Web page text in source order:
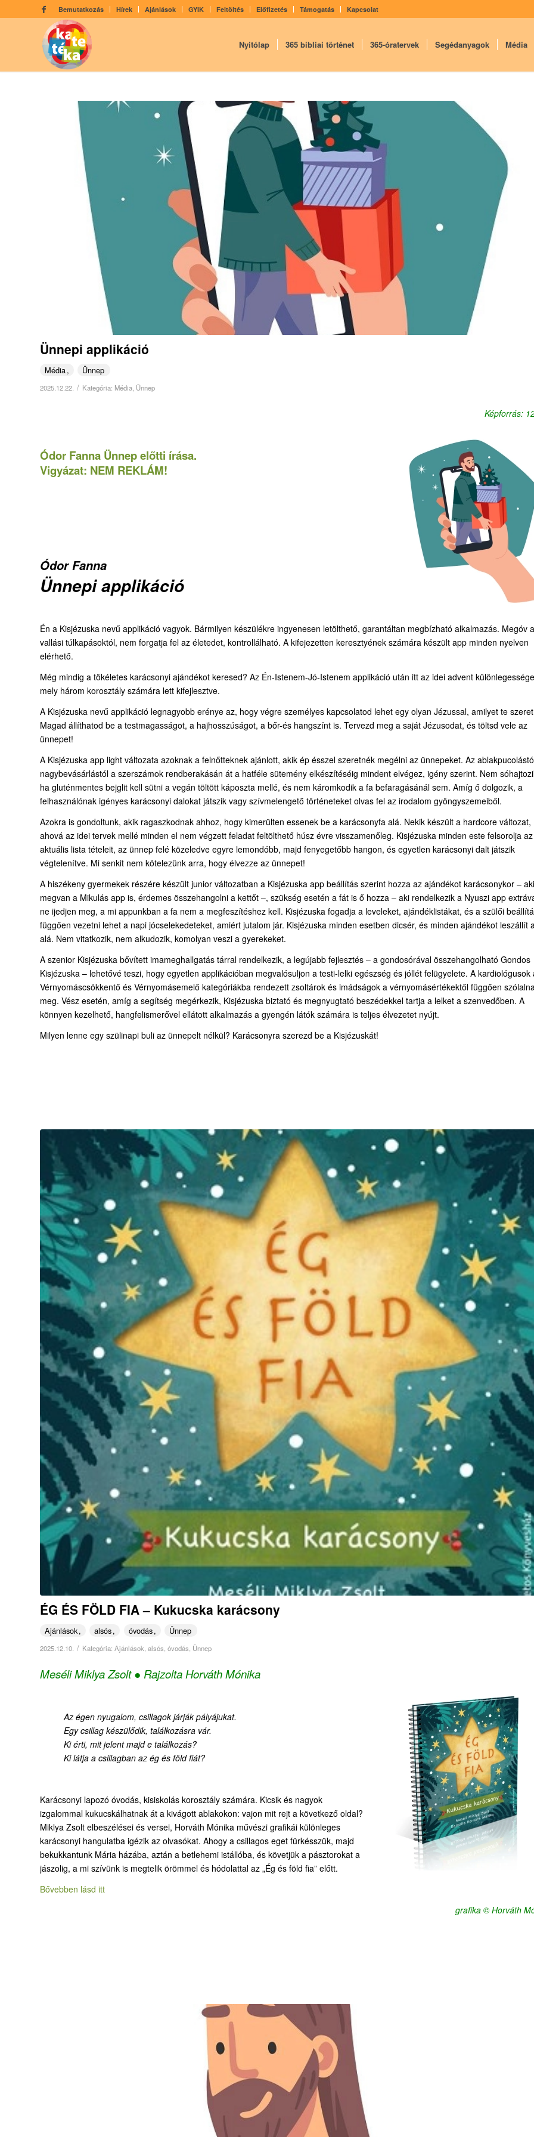
Bemutatkozás Hírek Ajánlások GYIK Feltöltés Előfizetés Támogatás Kapcsolat
Nyitólap 365 bibliai történet 365-óratervek Segédanyagok Média
Ünnepi applikáció
Média Ünnep
2025.12.22. / Kategória: Média, Ünnep
Képforrás:
Ódor Fanna Ünnep előtti írása.
Vigyázat: NEM REKLÁM!
Ódor Fanna
Ünnepi applikáció
Én a Kisjézuska nevű applikáció vagyok. Bármilyen készülékre ingyenesen letölthető, garantáltan megbízható alkalmazás. Megóv a
vallási túlkapásoktól, nem forgatja fel az életedet, kontrollálható. A kifejezetten keresztyének számára készült app minden nyelven
elérhető.
Még mindig a tökéletes karácsonyi ajándékot keresed? Az Én-Istenem-Jó-Istenem applikáció után itt az idei advent
mely három korosztály számára lett kifejlesztve.
A Kisjézuska nevű applikáció legnagyobb erénye az, hogy végre személyes kapcsolatod lehet egy olyan Jézussal, amilyet te
Magad állíthatod be a testmagasságot, a hajhosszúságot, a bőr-és hangszínt is. Tervezd meg a saját Jézusodat, és töltsd vele az
ünnepet!
A Kisjézuska app light változata azoknak a felnőtteknek ajánlott, akik ép ésszel szeretnék megélni az ünnepeket. Az
nagybevásárlástól a szerszámok rendberakásán át a hatféle sütemény elkészítéséig mindent elvégez, igény szerint. Nem
ha gluténmentes bejglit kell sütni a vegán töltött káposzta mellé, és nem káromkodik a fa befaragásánál sem. Amíg ő dolgozik, a
felhasználónak igényes karácsonyi dalokat játszik vagy szívmelengető történeteket olvas fel az irodalom gyöngyszemeiből.
Azokra is gondoltunk, akik ragaszkodnak ahhoz, hogy kimerülten essenek be a karácsonyfa alá. Nekik készült a hardcore változat,
ahová az idei tervek mellé minden el nem végzett feladat feltölthető húsz évre visszamenőleg. Kisjézuska minden este felsorolja az
aktuális lista tételeit, az ünnep felé közeledve egyre lemondóbb, majd fenyegetőbb hangon, és egyetlen karácsonyi dalt játszik
végtelenítve. Mi senkit nem kötelezünk arra, hogy élvezze az ünnepet!
A hiszékeny gyermekek részére készült junior változatban a Kisjézuska app beállítás szerint hozza az ajándékot karácsonykor –
megvan a Mikulás app is, érdemes összehangolni a kettőt –, szükség esetén a fát is ő hozza – aki rendelkezik a Nyuszi app
ne ijedjen meg, a mi appunkban a fa nem a megfeszítéshez kell. Kisjézuska fogadja a leveleket, ajándéklistákat, és a szülői
függően vezetni lehet a napi jócselekedeteket, amiért jutalom jár. Kisjézuska minden esetben dicsér, és minden ajándékot leszállít
alá. Nem vitatkozik, nem alkudozik, komolyan veszi a gyerekeket.
A szenior Kisjézuska bővített imameghallgatás tárral rendelkezik, a legújabb fejlesztés – a gondosórával összehangolható Gondos
Kisjézuska – lehetővé teszi, hogy egyetlen applikációban megvalósuljon a testi-lelki egészség és jóllét felügyelete. A kardiológusok
Vérnyomáscsökkentő és Vérnyomásemelő kategóriákba rendezett zsoltárok és imádságok a vérnyomásértékektől függően
meg. Vész esetén, amíg a segítség megérkezik, Kisjézuska biztató és megnyugtató beszédekkel tartja a lelket a szenvedőben. A
könnyen kezelhető, hangfelismerővel ellátott alkalmazás a gyengén látók számára is teljes élvezetet nyújt.
Milyen lenne egy szülinapi buli az ünnepelt nélkül? Karácsonyra szerezd be a Kisjézuskát!
ÉG ÉS FÖLD FIA – Kukucska karácsony
Ajánlások alsós óvodás Ünnep
2025.12.10. / Kategória: Ajánlások, alsós, óvodás, Ünnep
Meséli Miklya Zsolt ● Rajzolta Horváth Mónika
Az égen nyugalom, csillagok járják pályájukat.
Egy csillag készülődik, találkozásra vár.
Ki érti, mit jelent majd e találkozás?
Ki látja a csillagban az ég és föld fiát?
Karácsonyi lapozó óvodás, kisiskolás korosztály számára. Kicsik és nagyok
izgalommal kukucskálhatnak át a kivágott ablakokon: vajon mit rejt a következő oldal?
Miklya Zsolt elbeszélései és versei, Horváth Mónika művészi grafikái különleges
karácsonyi hangulatba igézik az olvasókat. Ahogy a csillagos eget fürkésszük, majd
bekukkantunk Mária házába, aztán a betlehemi istállóba, és követjük a pásztorokat a
jászolig, a mi szívünk is megtelik örömmel és hódolattal az „Ég és föld fia” előtt.
Bővebben lásd itt
grafika © Horváth